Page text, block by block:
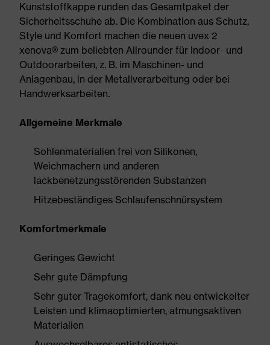
Kunststoffkappe runden das Gesamtpaket der
Sicherheitsschuhe ab. Die Kombination aus Schutz,
Style und Komfort machen die neuen uvex 2
xenova® zum beliebten Allrounder für Indoor- und
Outdoorarbeiten, z. B. im Maschinen- und
Anlagenbau, in der Metallverarbeitung oder bei
Handwerksarbeiten.
Allgemeine Merkmale
Sohlenmaterialien frei von Silikonen,
Weichmachern und anderen
lackbenetzungsstörenden Substanzen
Hitzebeständiges Schlaufenschnürsystem
Komfortmerkmale
Geringes Gewicht
Sehr gute Dämpfung
Sehr guter Tragekomfort, dank neu entwickelter
Leisten und klimaoptimierten, atmungsaktiven
Materialien